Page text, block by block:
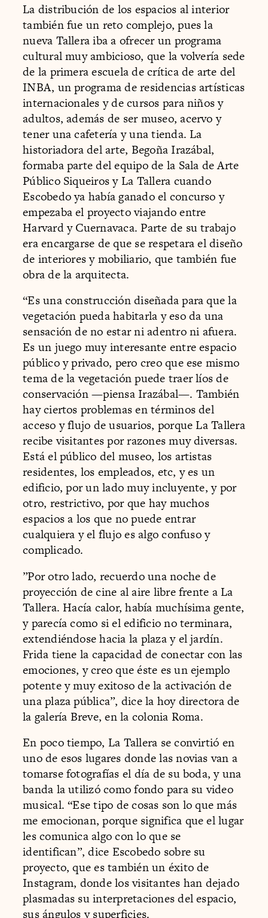
La distribución de los espacios al interior
también fue un reto complejo, pues la
nueva Tallera iba a ofrecer un programa
cultural muy ambicioso, que la volvería sede
de la primera escuela de crítica de arte del
INBA, un programa de residencias artísticas
internacionales y de cursos para niños y
adultos, además de ser museo, acervo y
tener una cafetería y una tienda. La
historiadora del arte, Begoña Irazábal,
formaba parte del equipo de la Sala de Arte
Público Siqueiros y La Tallera cuando
Escobedo ya había ganado el concurso y
empezaba el proyecto viajando entre
Harvard y Cuernavaca. Parte de su trabajo
era encargarse de que se respetara el diseño
de interiores y mobiliario, que también fue
obra de la arquitecta.
“Es una construcción diseñada para que la
vegetación pueda habitarla y eso da una
sensación de no estar ni adentro ni afuera.
Es un juego muy interesante entre espacio
público y privado, pero creo que ese mismo
tema de la vegetación puede traer líos de
conservación —piensa Irazábal—. También
hay ciertos problemas en términos del
acceso y flujo de usuarios, porque La Tallera
recibe visitantes por razones muy diversas.
Está el público del museo, los artistas
residentes, los empleados, etc, y es un
edificio, por un lado muy incluyente, y por
otro, restrictivo, por que hay muchos
espacios a los que no puede entrar
cualquiera y el flujo es algo confuso y
complicado.
”Por otro lado, recuerdo una noche de
proyección de cine al aire libre frente a La
Tallera. Hacía calor, había muchísima gente,
y parecía como si el edificio no terminara,
extendiéndose hacia la plaza y el jardín.
Frida tiene la capacidad de conectar con las
emociones, y creo que éste es un ejemplo
potente y muy exitoso de la activación de
una plaza pública”, dice la hoy directora de
la galería Breve, en la colonia Roma.
En poco tiempo, La Tallera se convirtió en
uno de esos lugares donde las novias van a
tomarse fotografías el día de su boda, y una
banda la utilizó como fondo para su video
musical. “Ese tipo de cosas son lo que más
me emocionan, porque significa que el lugar
les comunica algo con lo que se
identifican”, dice Escobedo sobre su
proyecto, que es también un éxito de
Instagram, donde los visitantes han dejado
plasmadas su interpretaciones del espacio,
sus ángulos y superficies.